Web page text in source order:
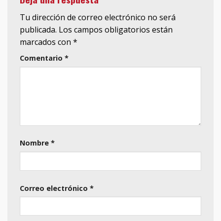
Tu dirección de correo electrónico no será
publicada. Los campos obligatorios están
marcados con *
Comentario *
Nombre *
Correo electrónico *